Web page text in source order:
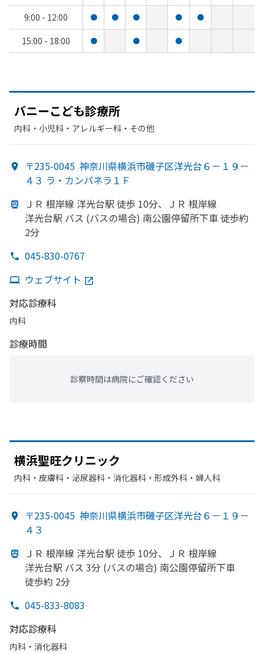
9:00 - 12:00
● ● ● ● ●
15:00 - 18:00 ● ● ●
バニーこども診療所
内科・​小児科・​アレルギー科・​その他
〒235-0045 神奈川県横浜市磯子区洋光台６－１９－
４３ ラ・カンパネラ１Ｆ
ＪＲ 根岸線 洋光台駅 徒歩 10分、 ＪＲ 根岸線
洋光台駅 バス (バスの場合) 南公園停留所下車 徒歩約
2分
045-830-0767
ウェブサイト
対応診療科
内科
診療時間
診察時間は病院にご確認ください
横浜聖旺クリニック
内科・​皮膚科・​泌尿器科・​消化器科・​形成外科・​婦人科
〒235-0045 神奈川県横浜市磯子区洋光台６－１９－
４３
ＪＲ 根岸線 洋光台駅 徒歩 10分、 ＪＲ 根岸線
洋光台駅 バス 3分 (バスの場合) 南公園停留所下車
徒歩約 2分
045-833-8083
対応診療科
内科・​消化器科